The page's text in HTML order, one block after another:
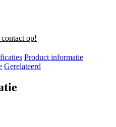
op!
Product informatie
Gerelateerd